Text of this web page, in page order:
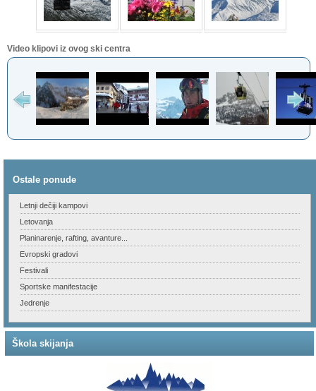
Video klipovi iz ovog ski centra
Ostale ponude
Letnji dečiji kampovi
Letovanja
Planinarenje, rafting, avanture...
Evropski gradovi
Festivali
Sportske manifestacije
Jedrenje
Škola skijanja